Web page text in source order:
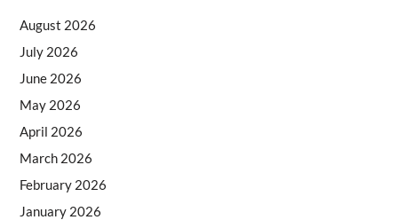
August 2026
July 2026
June 2026
May 2026
April 2026
March 2026
February 2026
January 2026